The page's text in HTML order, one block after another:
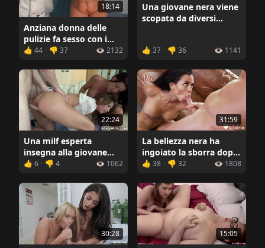
18:14
Anziana donna delle
pulizie fa sesso con i
visitatori del gabinetto
👍 44 · 👎 37 👁️ 2132
Una giovane nera viene
scopata da diversi
👍 37 · 👎 36 👁️ 1141
22:24
Una milf esperta
insegna alla giovane
fidanzata la saggezza di
ragazzo
👍 6 · 👎 4 👁️ 1062
31:59
La bellezza nera ha
ingoiato la sborra dopo
il sesso
👍 38 · 👎 32 👁️ 1808
30:28 15:05